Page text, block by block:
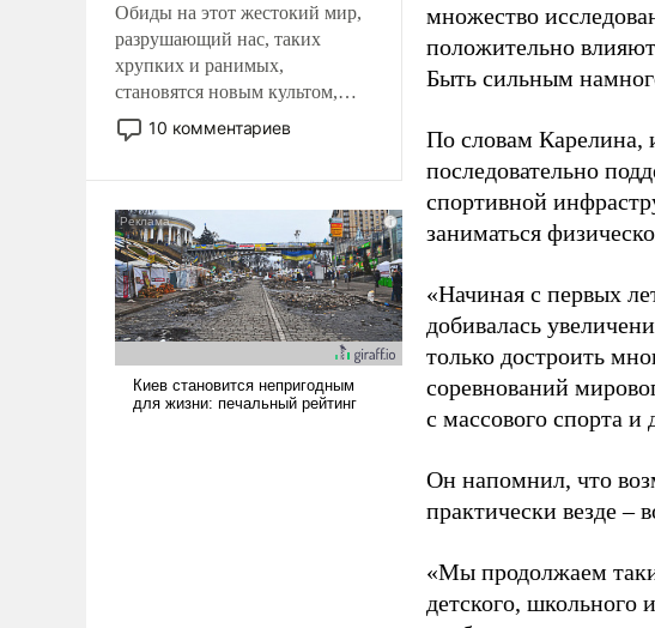
Обиды на этот жестокий мир,
разрушающий нас, таких
хрупких и ранимых,
становятся новым культом,
постепенно вытесняя и
отменяя традиционное
ударами судьбы, брать на себя
ответственность, помогать
слабым, идти вперед и
адаптироваться.
10 комментариев
множество
положительно
Быть сильным
По словам Карелина,
последовательно
спортивной
заниматься
«Начиная с первых
добивалась
только достроить
соревнований
с массового спорта и
Он напомнил, что
практически везде –
«Мы продолжаем
детского, школьного